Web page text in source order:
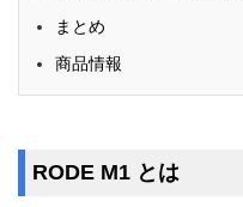
まとめ
商品情報
RODE M1 とは